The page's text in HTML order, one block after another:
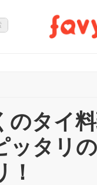
のタイ
ッタリ